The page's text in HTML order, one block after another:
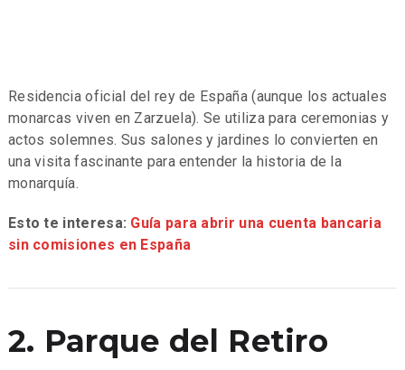
Residencia oficial del rey de España (aunque los actuales
monarcas viven en Zarzuela). Se utiliza para ceremonias y
actos solemnes. Sus salones y jardines lo convierten en
una visita fascinante para entender la historia de la
monarquía.
Esto te interesa: Guía para abrir una cuenta bancaria
sin comisiones en España
2. Parque del Retiro